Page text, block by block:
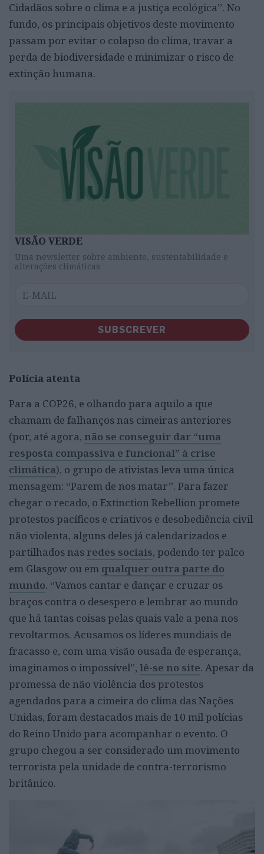
Cidadãos sobre o clima e a justiça ecológica”. No
fundo, os principais objetivos deste movimento
passam por evitar o colapso do clima, travar a
perda de biodiversidade e minimizar o risco de
extinção humana.
VISÃO VERDE
Uma newsletter sobre ambiente, sustentabilidade e
alterações climáticas
SUBSCREVER
Polícia atenta
Para a COP26, e olhando para aquilo a que
chamam de falhanços nas cimeiras anteriores
(por, até agora, não se conseguir dar “uma
resposta compassiva e funcional” à crise
climática), o grupo de ativistas leva uma única
mensagem: “Parem de nos matar”. Para fazer
chegar o recado, o Extinction Rebellion promete
protestos pacíficos e criativos e desobediência civil
não violenta, alguns deles já calendarizados e
partilhados nas redes sociais, podendo ter palco
em Glasgow ou em qualquer outra parte do
mundo. “Vamos cantar e dançar e cruzar os
braços contra o desespero e lembrar ao mundo
que há tantas coisas pelas quais vale a pena nos
revoltarmos. Acusamos os líderes mundiais de
fracasso e, com uma visão ousada de esperança,
imaginamos o impossível”, lê-se no site. Apesar da
promessa de não violência dos protestos
agendados para a cimeira do clima das Nações
Unidas, foram destacados mais de 10 mil polícias
do Reino Unido para acompanhar o evento. O
grupo chegou a ser considerado um movimento
terrorista pela unidade de contra-terrorismo
britânico.